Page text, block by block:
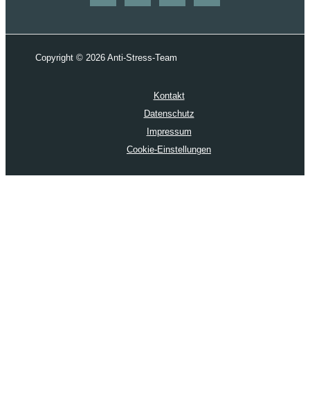
Copyright © 2026 Anti-Stress-Team
Kontakt
Datenschutz
Impressum
Cookie-Einstellungen